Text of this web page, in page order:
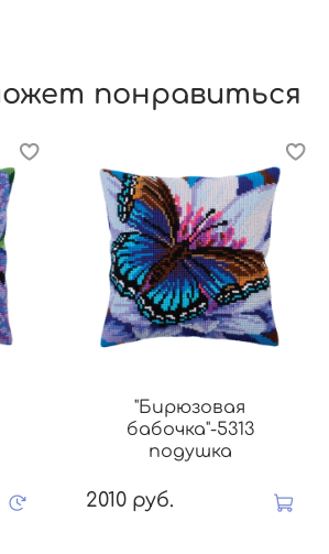
понравиться
"Бирюзовая
бабочка"-5313
подушка
2010 руб.